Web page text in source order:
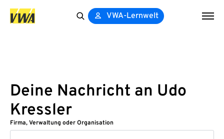
VWA-Lernwelt
Deine Nachricht an Udo
Kressler
Firma, Verwaltung oder Organisation